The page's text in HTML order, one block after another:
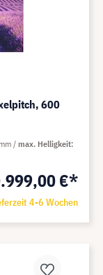
600
€*
4-6 Wochen
max. Helligkeit